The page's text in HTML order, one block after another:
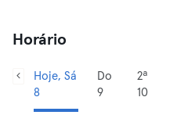
Horário
Hoje, Sá
8
Do
9
2ª
10